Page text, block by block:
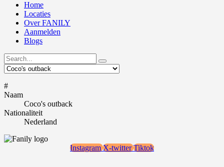
Home
Locaties
Over FANILY
Aanmelden
Blogs
#
Naam
Coco's outback
Nationaliteit
Nederland
Instagram X-twitter Tiktok